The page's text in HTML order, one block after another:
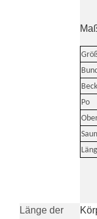
Po
Länge der